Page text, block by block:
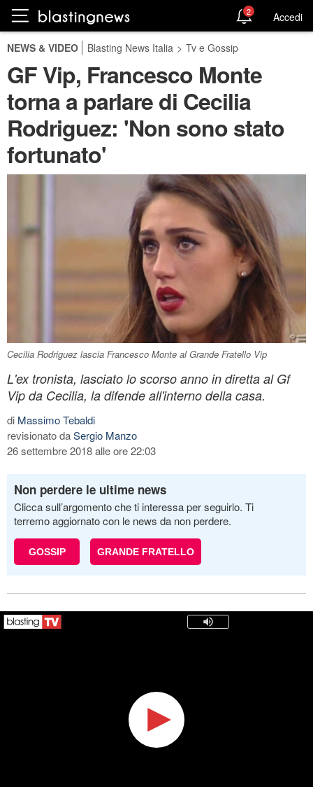
2 Accedi
NEWS & VIDEO Blasting News Italia > Tv e Gossip
GF Vip, Francesco Monte
torna a parlare di Cecilia
Rodriguez: 'Non sono stato
fortunato'
Cecilia Rodriguez lascia Francesco Monte al Grande Fratello Vip
L'ex tronista, lasciato lo scorso anno in diretta al Gf
Vip da Cecilia, la difende all'interno della casa.
di Massimo Tebaldi
revisionato daSergio Manzo
26 settembre 2018 alle ore 22:03
Non perdere le ultime news
Clicca sull’argomento che ti interessa per seguirlo. Ti
terremo aggiornato con le news da non perdere.
GOSSIP GRANDE FRATELLO